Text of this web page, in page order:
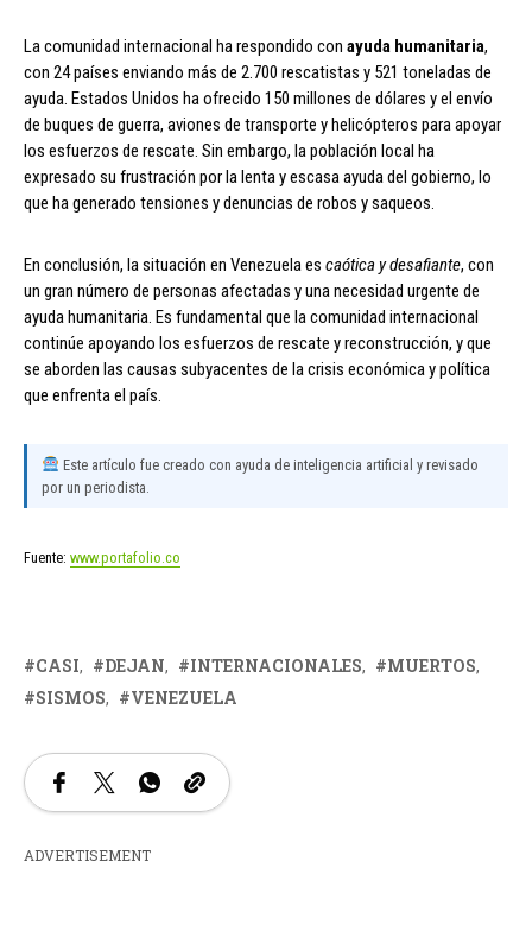
La comunidad internacional ha respondido con ayuda humanitaria,
con 24 países enviando más de 2.700 rescatistas y 521 toneladas de
ayuda. Estados Unidos ha ofrecido 150 millones de dólares y el envío
de buques de guerra, aviones de transporte y helicópteros para apoyar
los esfuerzos de rescate. Sin embargo, la población local ha
expresado su frustración por la lenta y escasa ayuda del gobierno, lo
que ha generado tensiones y denuncias de robos y saqueos.
En conclusión, la situación en Venezuela es caótica y desafiante, con
un gran número de personas afectadas y una necesidad urgente de
ayuda humanitaria. Es fundamental que la comunidad internacional
continúe apoyando los esfuerzos de rescate y reconstrucción, y que
se aborden las causas subyacentes de la crisis económica y política
que enfrenta el país.
Este artículo fue creado con ayuda de inteligencia artificial y revisado
por un periodista.
Fuente: www.portafolio.co
CASI DEJAN INTERNACIONALES
MUERTOS
SISMOS
VENEZUELA
ADVERTISEMENT